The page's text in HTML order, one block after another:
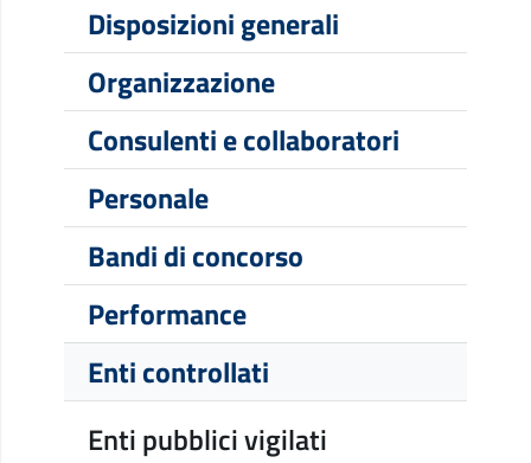
Disposizioni generali
Organizzazione
Consulenti e collaboratori
Personale
Bandi di concorso
Performance
Enti controllati
Enti pubblici vigilati